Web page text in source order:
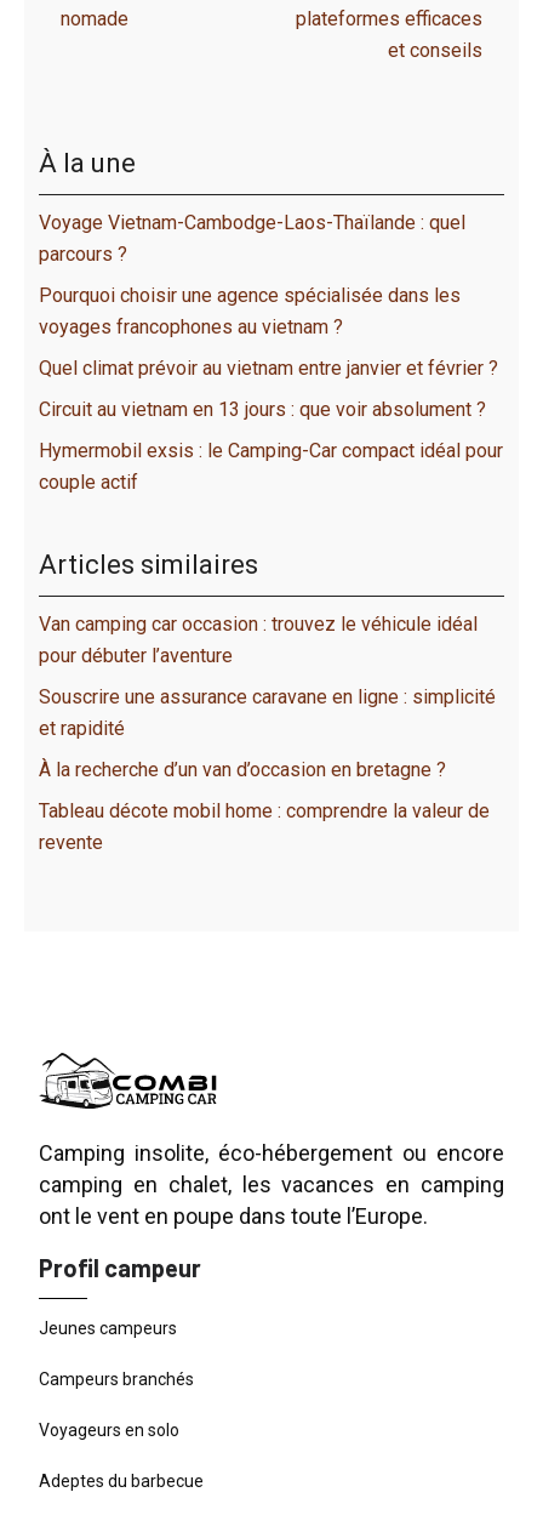
nomade
plateformes efficaces
et conseils
À la une
Voyage Vietnam-Cambodge-Laos-Thaïlande : quel
parcours ?
Pourquoi choisir une agence spécialisée dans les
voyages francophones au vietnam ?
Quel climat prévoir au vietnam entre janvier et février ?
Circuit au vietnam en 13 jours : que voir absolument ?
Hymermobil exsis : le Camping-Car compact idéal pour
couple actif
Articles similaires
Van camping car occasion : trouvez le véhicule idéal
pour débuter l’aventure
Souscrire une assurance caravane en ligne : simplicité
et rapidité
À la recherche d’un van d’occasion en bretagne ?
Tableau décote mobil home : comprendre la valeur de
revente
Camping insolite, éco-hébergement ou encore
camping en chalet, les vacances en camping
ont le vent en poupe dans toute l’Europe.
Profil campeur
Jeunes campeurs
Campeurs branchés
Voyageurs en solo
Adeptes du barbecue